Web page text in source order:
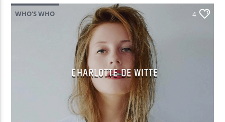
SOULFUL UNDERGROUND
WHO'S WHO 4
CHARLOTTE DE WITTE